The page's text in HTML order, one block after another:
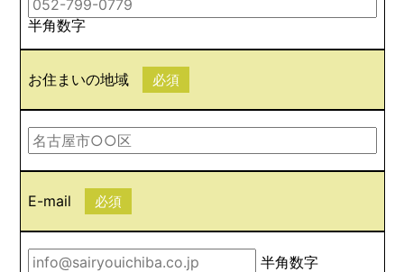
半角数字
お住まいの地域 必須
E-mail 必須
半角数字